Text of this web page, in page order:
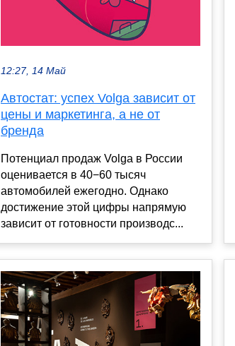
12:27, 14 Май
Автостат: успех Volga зависит от
цены и маркетинга, а не от
бренда
Потенциал продаж Volga в России
оценивается в 40−60 тысяч
автомобилей ежегодно. Однако
достижение этой цифры напрямую
зависит от готовности производс...